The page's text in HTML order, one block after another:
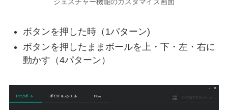
ボタンを押した時（1パターン)
ボタンを押したままボールを上・下・左・右に
動かす（4パターン）